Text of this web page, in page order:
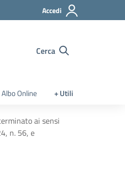
Accedi
Cerca
Albo Online + Utili
ai sensi
n. 56, e